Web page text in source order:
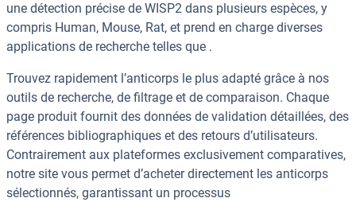
une détection précise de WISP2 dans plusieurs espèces, y
compris Human, Mouse, Rat, et prend en charge diverses
applications de recherche telles que .
Trouvez rapidement l’anticorps le plus adapté grâce à nos
outils de recherche, de filtrage et de comparaison. Chaque
page produit fournit des données de validation détaillées, des
références bibliographiques et des retours d’utilisateurs.
Contrairement aux plateformes exclusivement comparatives,
notre site vous permet d’acheter directement les anticorps
sélectionnés, garantissant un processus